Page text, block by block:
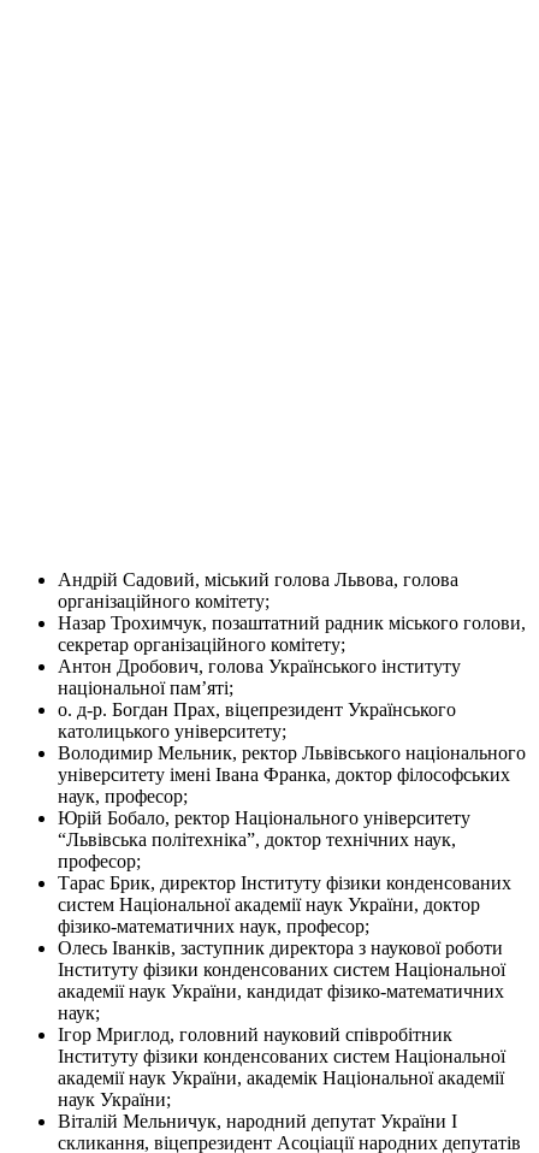
Андрій Садовий, міський голова Львова, голова
організаційного комітету;
Назар Трохимчук, позаштатний радник міського голови,
секретар організаційного комітету;
Антон Дробович, голова Українського інституту
національної памʼяті;
о. д-р. Богдан Прах, віцепрезидент Українського
католицького університету;
Володимир Мельник, ректор Львівського національного
університету імені Івана Франка, доктор філософських
наук, професор;
Юрій Бобало, ректор Національного університету
“Львівська політехніка”, доктор технічних наук,
професор;
Тарас Брик, директор Інституту фізики конденсованих
систем Національної академії наук України, доктор
фізико-математичних наук, професор;
Олесь Іванків, заступник директора з наукової роботи
Інституту фізики конденсованих систем Національної
академії наук України, кандидат фізико-математичних
наук;
Ігор Мриглод, головний науковий співробітник
Інституту фізики конденсованих систем Національної
академії наук України, академік Національної академії
наук України;
Віталій Мельничук, народний депутат України І
скликання, віцепрезидент Асоціації народних депутатів